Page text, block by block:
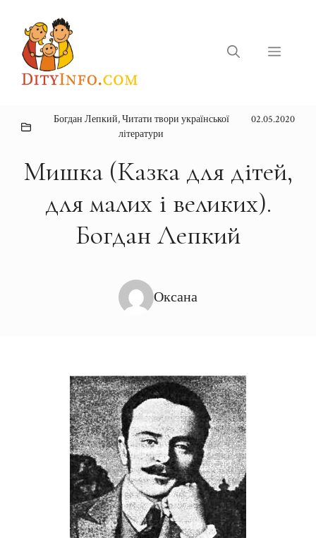
вмісту
Меню
Богдан Лепкий,Читати твори української
літератури
02.05.2020
Мишка (Казка для дітей,
для малих і великих).
Богдан Лепкий
Оксана